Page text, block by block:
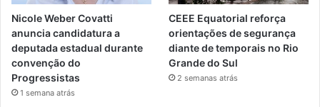
Nicole Weber Covatti
anuncia candidatura a
deputada estadual durante
convenção do
Progressistas
1 semana atrás
CEEE Equatorial reforça
orientações de segurança
diante de temporais no Rio
Grande do Sul
2 semanas atrás